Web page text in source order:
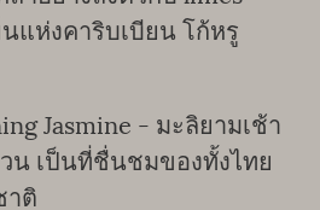
แห่งคาริบเบียน โก้หรู
Jasmine - มะลิยามเช้า
น เป็นที่ชื่นชมของทั้งไทย
าติ